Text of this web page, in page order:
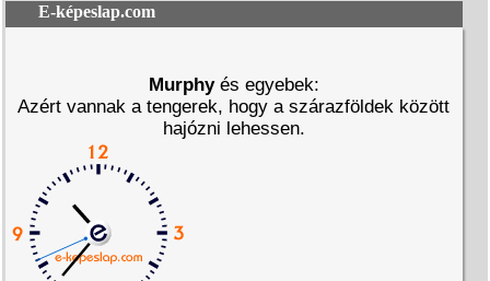
E-képeslap.com
Murphyés egyebek:
Azért vannak a tengerek, hogy a szárazföldek között
hajózni lehessen.